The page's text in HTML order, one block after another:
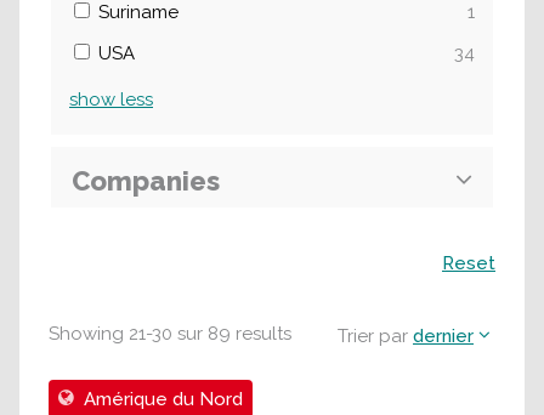
Showing 21-30 sur 89 results Trier par dernier
Amérique du Nord
Suriname
1
USA
34
show less
Companies
Reset